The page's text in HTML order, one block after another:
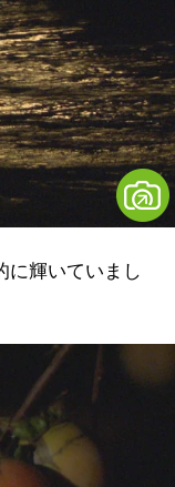
輝いていまし